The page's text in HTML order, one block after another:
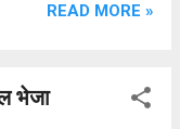
प्रेमी साजन पुत्र
से उसे एक दिन के
READ MORE »
भेजा